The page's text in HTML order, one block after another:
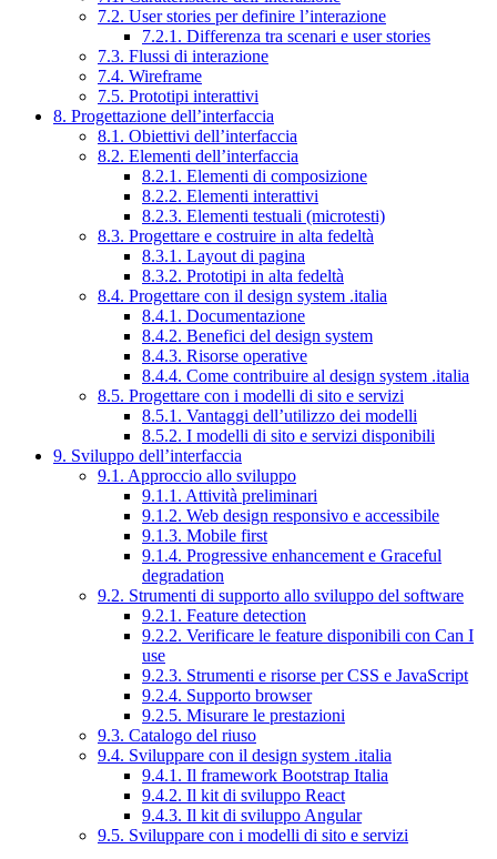
7.2. User stories per definire l’interazione
7.2.1. Differenza tra scenari e user stories
7.3. Flussi di interazione
7.4. Wireframe
7.5. Prototipi interattivi
8. Progettazione dell’interfaccia
8.1. Obiettivi dell’interfaccia
8.2. Elementi dell’interfaccia
8.2.1. Elementi di composizione
8.2.2. Elementi interattivi
8.2.3. Elementi testuali (microtesti)
8.3. Progettare e costruire in alta fedeltà
8.3.1. Layout di pagina
8.3.2. Prototipi in alta fedeltà
8.4. Progettare con il design system .italia
8.4.1. Documentazione
8.4.2. Benefici del design system
8.4.3. Risorse operative
8.4.4. Come contribuire al design system .italia
8.5. Progettare con i modelli di sito e servizi
8.5.1. Vantaggi dell’utilizzo dei modelli
8.5.2. I modelli di sito e servizi disponibili
9. Sviluppo dell’interfaccia
9.1. Approccio allo sviluppo
9.1.1. Attività preliminari
9.1.2. Web design responsivo e accessibile
9.1.3. Mobile first
9.1.4. Progressive enhancement e Graceful
degradation
9.2. Strumenti di supporto allo sviluppo del software
9.2.1. Feature detection
9.2.2. Verificare le feature disponibili con Can I
use
9.2.3. Strumenti e risorse per CSS e JavaScript
9.2.4. Supporto browser
9.2.5. Misurare le prestazioni
9.3. Catalogo del riuso
9.4. Sviluppare con il design system .italia
9.4.1. Il framework Bootstrap Italia
9.4.2. Il kit di sviluppo React
9.4.3. Il kit di sviluppo Angular
9.5. Sviluppare con i modelli di sito e servizi